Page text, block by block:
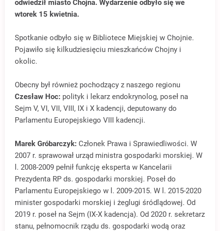
odwiedził miasto Chojna. Wydarzenie odbyło się we
wtorek 15 kwietnia.
Spotkanie odbyło się w Bibliotece Miejskiej w Chojnie.
Pojawiło się kilkudziesięciu mieszkańców Chojny i
okolic.
Obecny był również pochodzący z naszego regionu
Czesław Hoc: polityk i lekarz endokrynolog, poseł na
Sejm V, VI, VII, VIII, IX i X kadencji, deputowany do
Parlamentu Europejskiego VIII kadencji.
Marek Gróbarczyk: Członek Prawa i Sprawiedliwości. W
2007 r. sprawował urząd ministra gospodarki morskiej. W
l. 2008-2009 pełnił funkcję eksperta w Kancelarii
Prezydenta RP ds. gospodarki morskiej. Poseł do
Parlamentu Europejskiego w l. 2009-2015. W l. 2015-2020
minister gospodarki morskiej i żeglugi śródlądowej. Od
2019 r. poseł na Sejm (IX-X kadencja). Od 2020 r. sekretarz
stanu, pełnomocnik rządu ds. gospodarki wodą oraz